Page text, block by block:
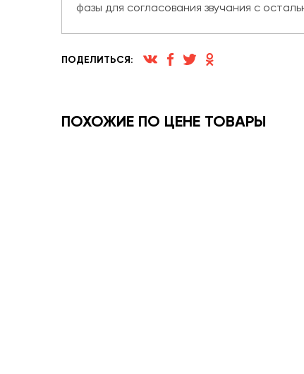
фазы для согласования звучания с
ПОДЕЛИТЬСЯ:
ПОХОЖИЕ ПО ЦЕНЕ ТОВАРЫ